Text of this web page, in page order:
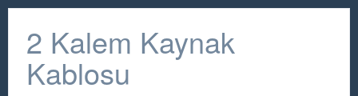
2 Kalem Kaynak
Kablosu